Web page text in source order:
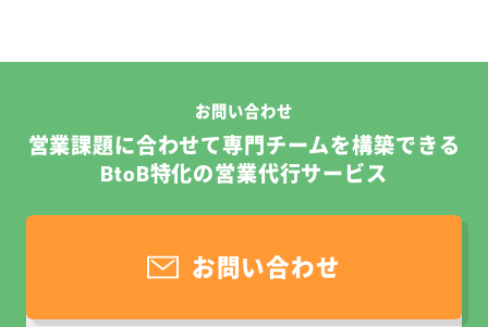
お問い合わせ
営業課題に合わせて専門チームを構築できる
BtoB特化の営業代行サービス
お問い合わせ